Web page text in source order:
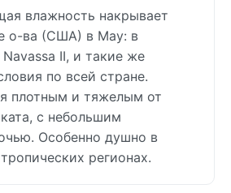
влажность накрывает
о-ва (США) в May: в
II, и такие же
по всей стране.
плотным и тяжелым от
с небольшим
Особенно душно в
регионах.